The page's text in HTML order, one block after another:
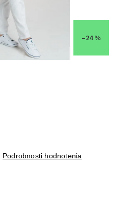
–24 %
Podrobnosti hodnotenia